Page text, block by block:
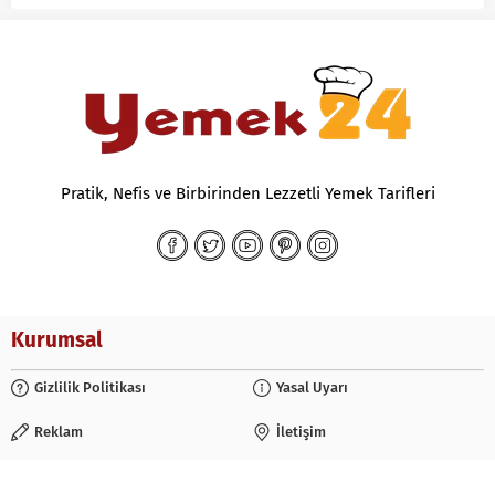
Pratik, Nefis ve Birbirinden Lezzetli Yemek Tarifleri
Kurumsal
Gizlilik Politikası Yasal Uyarı
Reklam İletişim